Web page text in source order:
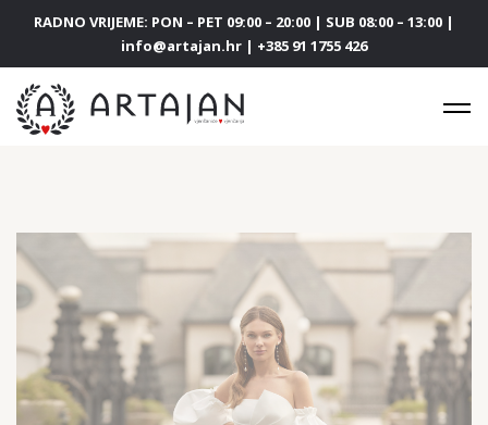
RADNO VRIJEME: PON – PET 09:00 – 20:00 | SUB 08:00 – 13:00 |
info@artajan.hr | +385 91 1755 426